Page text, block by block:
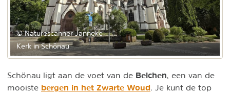
© Naturescanner Janneke
Kerk in Schönau
Schönau ligt aan de voet van de Belchen , een van de
mooiste bergen in het Zwarte Woud . Je kunt de top